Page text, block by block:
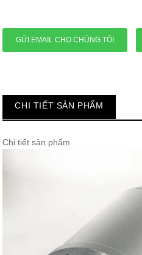
GỬI EMAIL CHO CHÚNG TÔI
CHI TIẾT SẢN PHẨM
Chi tiết sản phẩm